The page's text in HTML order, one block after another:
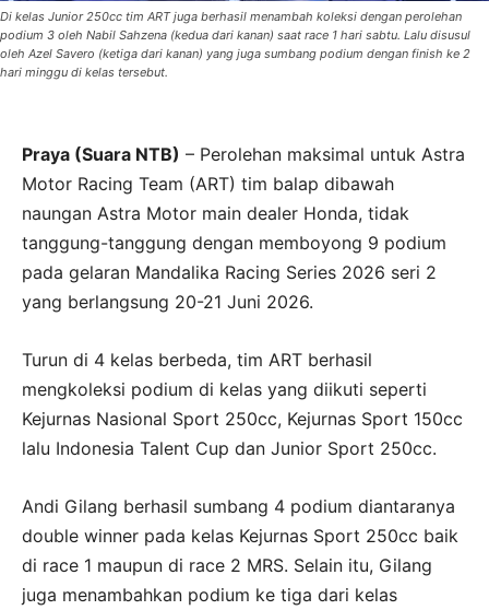
Di kelas Junior 250cc tim ART juga berhasil menambah koleksi dengan perolehan
podium 3 oleh Nabil Sahzena (kedua dari kanan) saat race 1 hari sabtu. Lalu disusul
oleh Azel Savero (ketiga dari kanan) yang juga sumbang podium dengan finish ke 2
hari minggu di kelas tersebut.
Praya (Suara NTB) – Perolehan maksimal untuk Astra
Motor Racing Team (ART) tim balap dibawah
naungan Astra Motor main dealer Honda, tidak
tanggung-tanggung dengan memboyong 9 podium
pada gelaran Mandalika Racing Series 2026 seri 2
yang berlangsung 20-21 Juni 2026.
Turun di 4 kelas berbeda, tim ART berhasil
mengkoleksi podium di kelas yang diikuti seperti
Kejurnas Nasional Sport 250cc, Kejurnas Sport 150cc
lalu Indonesia Talent Cup dan Junior Sport 250cc.
Andi Gilang berhasil sumbang 4 podium diantaranya
double winner pada kelas Kejurnas Sport 250cc baik
di race 1 maupun di race 2 MRS. Selain itu, Gilang
juga menambahkan podium ke tiga dari kelas